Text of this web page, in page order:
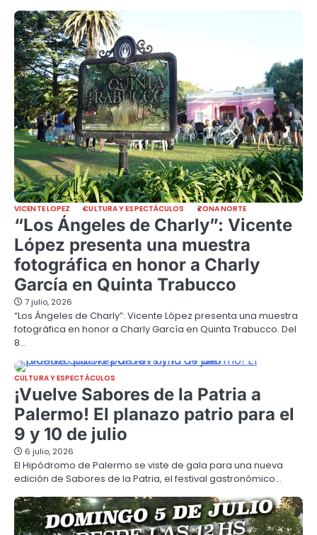
VICENTE LOPEZ CULTURA Y ESPECTÁCULOS ZONA NORTE
“Los Ángeles de Charly”: Vicente
López presenta una muestra
fotográfica en honor a Charly
García en Quinta Trabucco
7 julio, 2026
“Los Ángeles de Charly”: Vicente López presenta una muestra
fotográfica en honor a Charly García en Quinta Trabucco. Del
8…
CULTURA Y ESPECTÁCULOS
¡Vuelve Sabores de la Patria a
Palermo! El planazo patrio para el
9 y 10 de julio
6 julio, 2026
El Hipódromo de Palermo se viste de gala para una nueva
edición de Sabores de la Patria, el festival gastronómico…